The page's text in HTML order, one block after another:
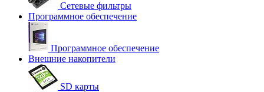
Сетевые фильтры
Программное обеспечение
Программное обеспечение
Внешние накопители
SD карты